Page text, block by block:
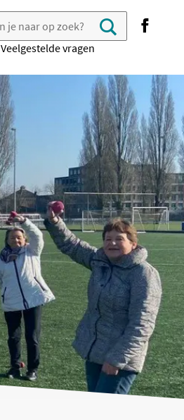
Veelgestelde vragen
search